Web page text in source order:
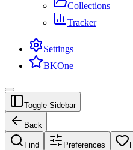
Collections
Tracker
Settings
BKOne
Toggle Sidebar
Back
Find Preferences